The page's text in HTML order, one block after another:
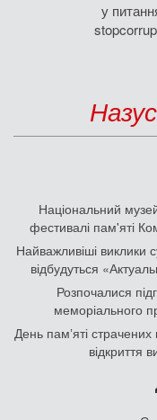
у
Національний
фестивалі пам'яті
Найважливіші виклики
відбудуться
Розпочалися
меморіального
День памʼяті
відкриття